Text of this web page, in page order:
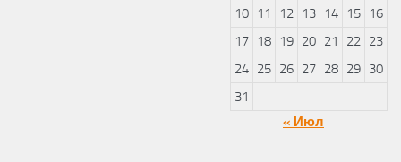
10
11 12 13 14 15
16
17
18 19 20 21 22 23
24 25 26 27 28 29 30
31
« Июл